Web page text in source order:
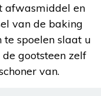
afwasmiddel en
van de baking
te spoelen slaat u
gootsteen zelf
van.